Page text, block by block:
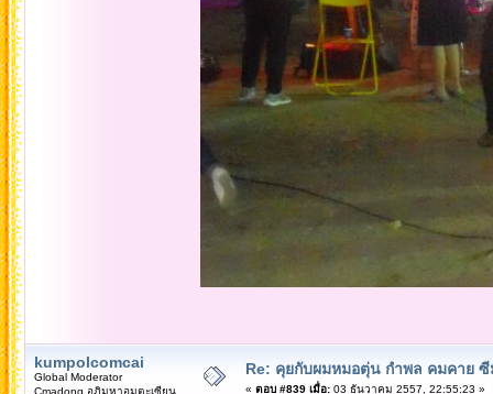
kumpolcomcai
Global Moderator
Cmadong อภิมหาอมตะเซียน
Re: คุยกับผมหมอตุ่น กำพล คมคาย
« ตอบ #839 เมื่อ:03 ธันวาคม 2557, 22:55:23 »